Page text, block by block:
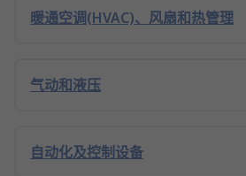
暖通空调(HVAC)、风扇和热管理
气动和液压
自动化及控制设备